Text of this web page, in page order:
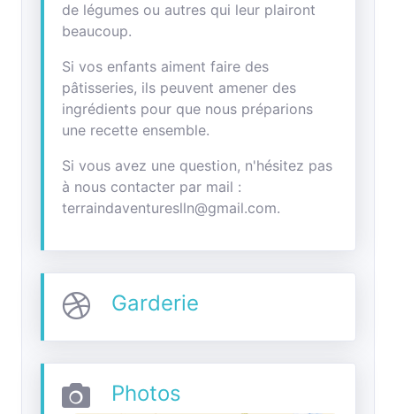
de légumes ou autres qui leur plairont
beaucoup.
Si vos enfants aiment faire des
pâtisseries, ils peuvent amener des
ingrédients pour que nous préparions
une recette ensemble.
Si vous avez une question, n'hésitez pas
à nous contacter par mail :
terraindaventureslln@gmail.com.
Garderie
Photos